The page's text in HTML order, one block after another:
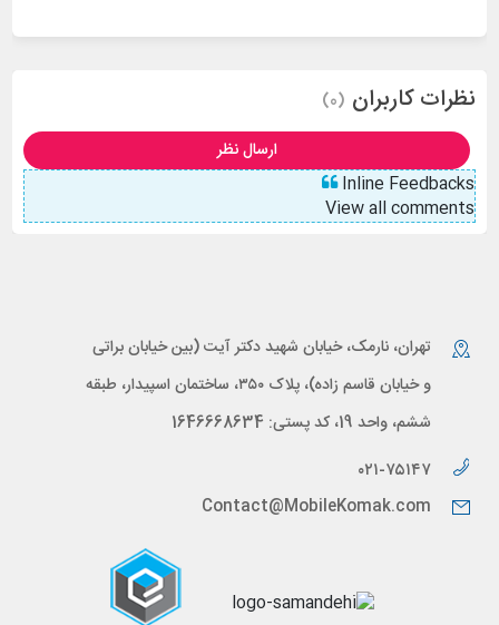
نظرات کاربران (0)
ارسال نظر
Inline Feedbacks
View all comments
تهران، نارمک، خیابان شهید دکتر آیت (بین خیابان براتی
و خیابان قاسم زاده)، پلاک ۳۵۰، ساختمان اسپیدار، طبقه
ششم، واحد 19، کد پستی: 1646668634
۰۲۱-۷۵۱۴۷
Contact@MobileKomak.com